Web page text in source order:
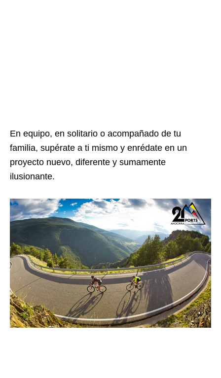
En equipo, en solitario o acompañado de tu
familia, supérate a ti mismo y enrédate en un
proyecto nuevo, diferente y sumamente
ilusionante.